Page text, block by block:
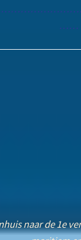
……
naar de 1e